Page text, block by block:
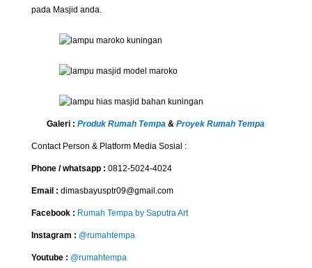
pada Masjid anda.
Galeri : Produk Rumah Tempa &Proyek Rumah Tempa
Contact Person & Platform Media Sosial :
Phone / whatsapp : 0812-5024-4024
Email : dimasbayusptr09@gmail.com
Facebook : Rumah Tempa by Saputra Art
Instagram : @rumahtempa
Youtube : @rumahtempa